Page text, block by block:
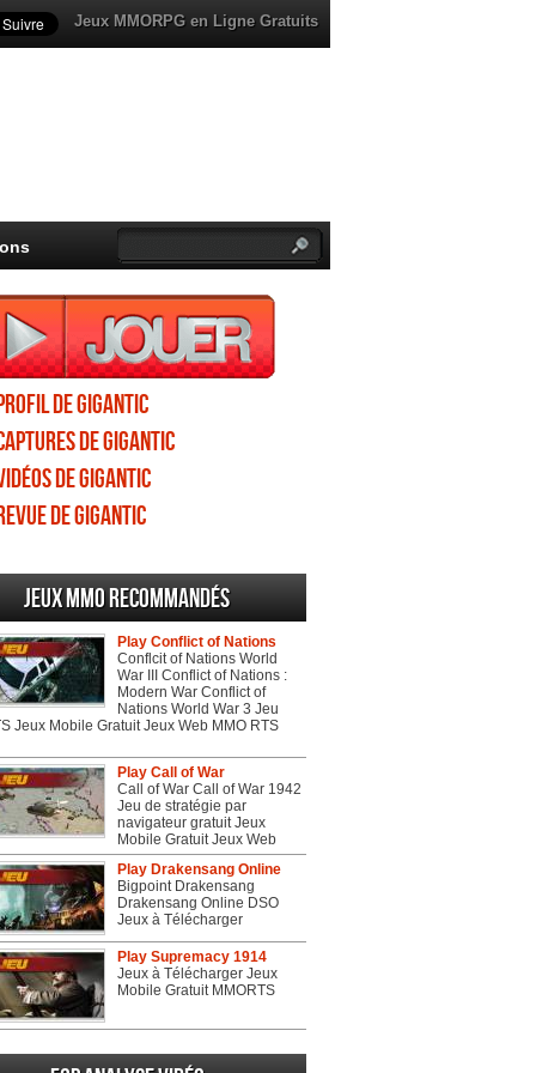
Jeux MMORPG en Ligne Gratuits
de Gigantic
de Gigantic
de Gigantic
de Gigantic
Jeux MMO recommandés
Play Conflict of Nations
Conflcit of Nations World
War III Conflict of Nations :
Modern War Conflict of
Nations World War 3 Jeu
Jeux Mobile Gratuit Jeux Web MMO RTS
Play Call of War
Call of War Call of War 1942
Jeu de stratégie par
navigateur gratuit Jeux
Mobile Gratuit Jeux Web
Play Drakensang Online
Bigpoint Drakensang
Drakensang Online DSO
Jeux à Télécharger
Play Supremacy 1914
Jeux à Télécharger Jeux
Mobile Gratuit MMORTS